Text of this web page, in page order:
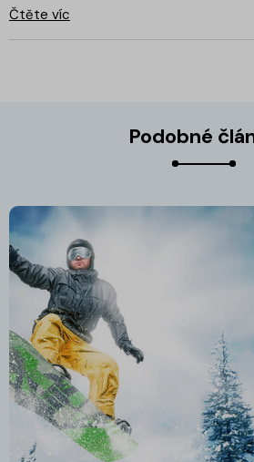
Čtěte víc
Podobné